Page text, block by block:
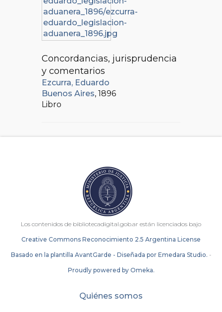
Concordancias, jurisprudencia
y comentarios
Ezcurra, Eduardo
Buenos Aires, 1896
Libro
Los contenidos de bibliotecadigital.gob.ar están licenciados bajo
Creative Commons Reconocimiento 2.5 Argentina License
Basado en la plantilla AvantGarde - Diseñada por Emedara Studio. -
Proudly powered by Omeka.
Quiénes somos